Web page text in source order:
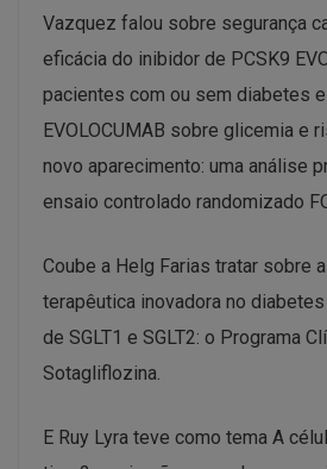
Vazquez falou sobre segurança
eficácia do inibidor de PCSK9
pacientes com ou sem diabetes
EVOLOCUMAB sobre glicemia e
novo aparecimento: uma análise
ensaio controlado randomizado
Coube a Helg Farias tratar sobre
terapêutica inovadora no
de SGLT1 e SGLT2: o Programa
Sotagliflozina.
E Ruy Lyra teve como tema A